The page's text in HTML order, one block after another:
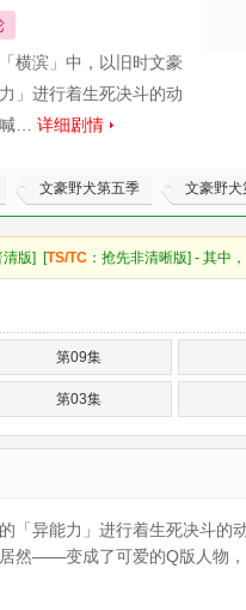
横滨」中，以旧时文豪
」进行着生死决斗的动
… 详细剧情
文豪野犬第五季 文豪野犬
清版] [TS/TC ：抢先非清晰版] - 其中，
第09集
第03集
异能力」进行着生死决斗的
然——变成了可爱的Q版人物